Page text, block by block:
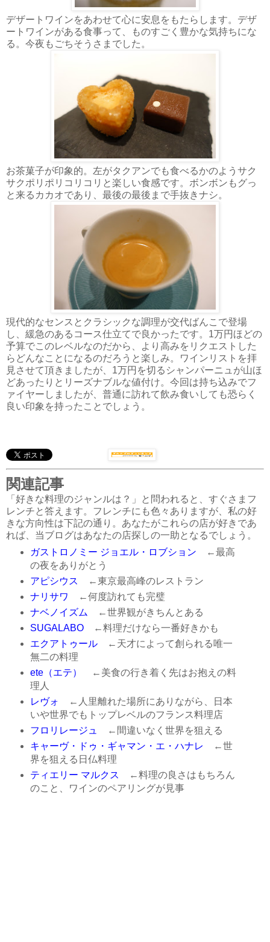
デザートワインをあわせて心に安息をもたらします。デザ
ートワインがある食事って、ものすごく豊かな気持ちにな
る。今夜もごちそうさまでした。
お茶菓子が印象的。左がタクアンでも食べるかのようサク
サクポリポリコリコリと楽しい食感です。ボンボンもグっ
と来るカカオであり、最後の最後まで手抜きナシ。
現代的なセンスとクラシックな調理が交代ばんこで登場
し、緩急のあるコース仕立てで良かったです。1万円ほどの
予算でこのレベルなのだから、より高みをリクエストした
らどんなことになるのだろうと楽しみ。ワインリストを拝
見させて頂きましたが、1万円を切るシャンパーニュが山ほ
どあったりとリーズナブルな値付け。今回は持ち込みでフ
ァイヤーしましたが、普通に訪れて飲み食いしても恐らく
良い印象を持ったことでしょう。
関連記事
「好きな料理のジャンルは？」と問われると、すぐさまフ
レンチと答えます。フレンチにも色々ありますが、私の好
きな方向性は下記の通り。あなたがこれらの店が好きであ
れば、当ブログはあなたの店探しの一助となるでしょう。
ガストロノミー ジョエル・ロブション ←最高
の夜をありがとう
アピシウス ←東京最高峰のレストラン
ナリサワ ←何度訪れても完璧
ナベノイズム ←世界観がきちんとある
SUGALABO←料理だけなら一番好きかも
エクアトゥール←天才によって創られる唯一
無二の料理
ete（エテ）
←美食の行き着く先はお抱えの料
理人
レヴォ ←人里離れた場所にありながら、日本
いや世界でもトップレベルのフランス料理店
フロリレージュ
←間違いなく世界を狙える
キャーヴ・ドゥ・ギャマン・エ・ハナレ ←世
界を狙える日仏料理
ティエリー マルクス ←料理の良さはもちろん
のこと、ワインのペアリングが見事